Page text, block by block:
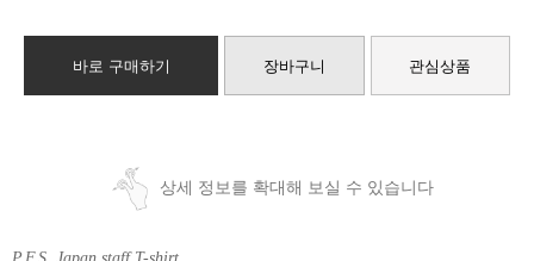
바로 구매하기 장바구니 관심상품
상세 정보를 확대해 보실 수 있습니다